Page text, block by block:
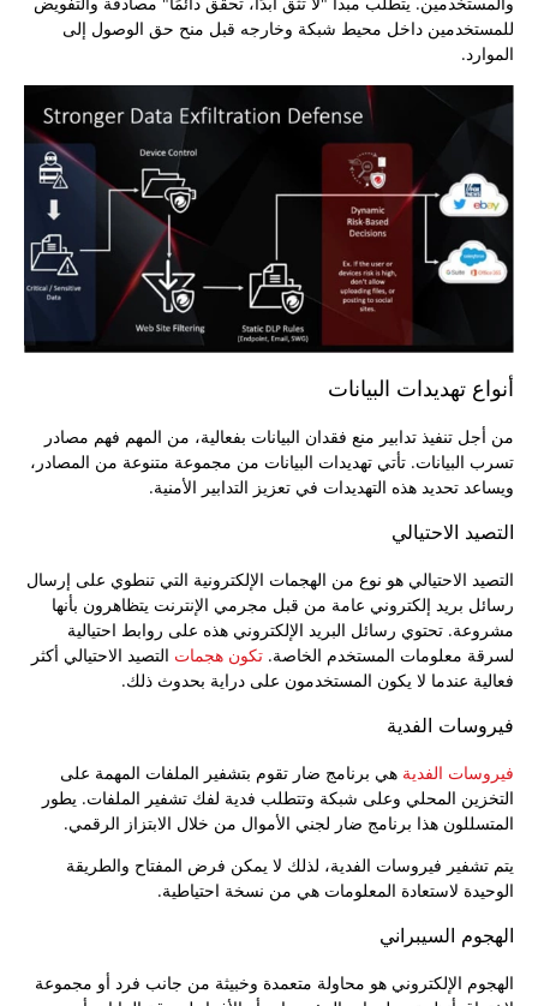
للمستخدمين داخل محيط شبكة وخارجه قبل منح حق الوصول إلى
الموارد.
أنواع تهديدات البيانات
من أجل تنفيذ تدابير منع فقدان البيانات بفعالية، من المهم فهم مصادر
تسرب البيانات. تأتي تهديدات البيانات من مجموعة متنوعة من المصادر،
ويساعد تحديد هذه التهديدات في تعزيز التدابير الأمنية.
التصيد الاحتيالي
التصيد الاحتيالي هو نوع من الهجمات الإلكترونية التي تنطوي على إرسال
رسائل بريد إلكتروني عامة من قبل مجرمي الإنترنت يتظاهرون بأنها
مشروعة. تحتوي رسائل البريد الإلكتروني هذه على روابط احتيالية
لسرقة معلومات المستخدم الخاصة. تكون هجمات التصيد الاحتيالي أكثر
فعالية عندما لا يكون المستخدمون على دراية بحدوث ذلك.
فيروسات الفدية
فيروسات الفدية هي برنامج ضار تقوم بتشفير الملفات المهمة على
التخزين المحلي وعلى شبكة وتتطلب فدية لفك تشفير الملفات. يطور
المتسللون هذا برنامج ضار لجني الأموال من خلال الابتزاز الرقمي.
يتم تشفير فيروسات الفدية، لذلك لا يمكن فرض المفتاح والطريقة
الوحيدة لاستعادة المعلومات هي من نسخة احتياطية.
الهجوم السيبراني
الهجوم الإلكتروني هو محاولة متعمدة وخبيثة من جانب فرد أو مجموعة